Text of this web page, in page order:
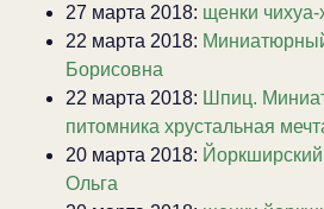
27 марта 2018: щенки чихуа-
22 марта 2018:
Борисовна
22 марта 2018: Шпиц.
питомника хрустальная
20 марта 2018:
Ольга